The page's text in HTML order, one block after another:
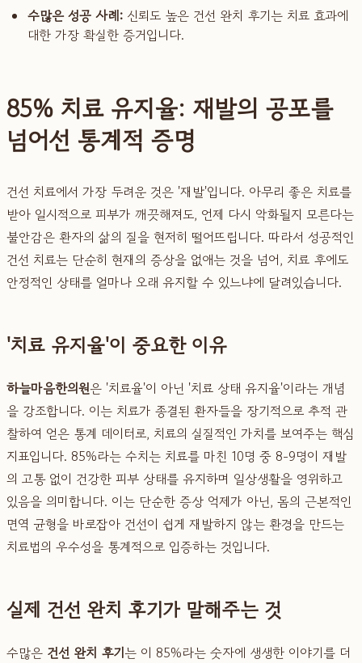
수많은 성공 사례: 신뢰도 높은 건선 완치 후기는 치료 효과에
대한 가장 확실한 증거입니다.
85% 치료 유지율: 재발의 공포를
넘어선 통계적 증명
건선 치료에서 가장 두려운 것은 '재발'입니다. 아무리 좋은 치료를
받아 일시적으로 피부가 깨끗해져도, 언제 다시 악화될지 모른다는
불안감은 환자의 삶의 질을 현저히 떨어뜨립니다. 따라서 성공적인
건선 치료는 단순히 현재의 증상을 없애는 것을 넘어, 치료 후에도
안정적인 상태를 얼마나 오래 유지할 수 있느냐에 달려있습니다.
'치료 유지율'이 중요한 이유
하늘마음한의원은 '치료율'이 아닌 '치료 상태 유지율'이라는 개념
을 강조합니다. 이는 치료가 종결된 환자들을 장기적으로 추적 관
찰하여 얻은 통계 데이터로, 치료의 실질적인 가치를 보여주는 핵심
지표입니다. 85%라는 수치는 치료를 마친 10명 중 8-9명이 재발
의 고통 없이 건강한 피부 상태를 유지하며 일상생활을 영위하고
있음을 의미합니다. 이는 단순한 증상 억제가 아닌, 몸의 근본적인
면역 균형을 바로잡아 건선이 쉽게 재발하지 않는 환경을 만드는
치료법의 우수성을 통계적으로 입증하는 것입니다.
실제 건선 완치 후기가 말해주는 것
수많은 건선 완치 후기는 이 85%라는 숫자에 생생한 이야기를 더